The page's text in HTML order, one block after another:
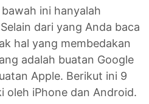
ini hanyalah
dari yang Anda baca
hal yang membedakan
adalah buatan Google
Apple. Berikut ini 9
oleh iPhone dan Android.